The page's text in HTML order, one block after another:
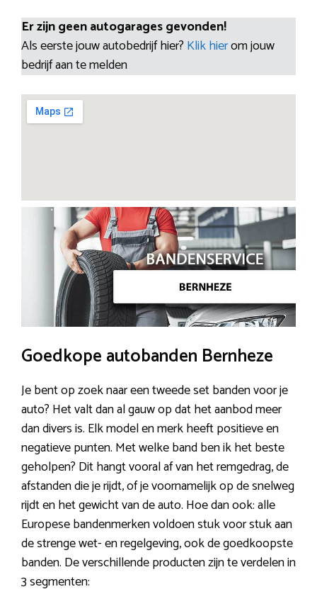
Er zijn geen autogarages gevonden!
Als eerste jouw autobedrijf hier? Klik hierom jouw
bedrijf aan te melden
Goedkope autobanden Bernheze
Je bent op zoek naar een tweede set banden voor je
auto? Het valt dan al gauw op dat het aanbod meer
dan divers is. Elk model en merk heeft positieve en
negatieve punten. Met welke band ben ik het beste
geholpen? Dit hangt vooral af van het remgedrag, de
afstanden die je rijdt, of je voornamelijk op de snelweg
rijdt en het gewicht van de auto. Hoe dan ook: alle
Europese bandenmerken voldoen stuk voor stuk aan
de strenge wet- en regelgeving, ook de goedkoopste
banden. De verschillende producten zijn te verdelen in
3 segmenten: